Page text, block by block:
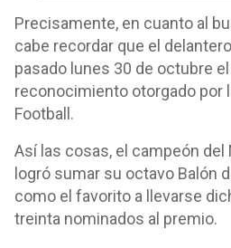
Precisamente, en cuanto al
cabe recordar que el
pasado lunes 30 de octubre
reconocimiento otorgado por
Football.
Así las cosas, el campeón del
logró sumar su octavo Balón
como el favorito a llevarse
treinta nominados al premio.